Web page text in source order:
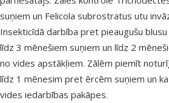
suņiem un Felicola subrostratus utu
Insekticīdā darbība pret pieaugušu
līdz 3 mēnešiem suņiem un līdz 2
no vides apstākļiem. Zālēm piemīt
līdz 1 mēnesim pret ērcēm suņiem un
vides iedarbības pakāpes.